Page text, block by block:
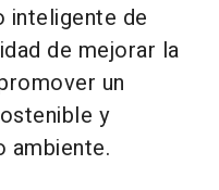
inteligente de
de mejorar la
un
y
ambiente.